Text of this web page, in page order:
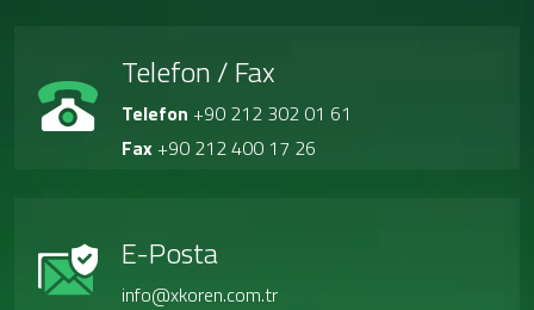
Telefon / Fax
Telefon +90 212 302 01 61
Fax +90 212 400 17 26
E-Posta
info@xkoren.com.tr